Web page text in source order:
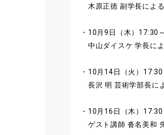
木原正徳 副学長によ
・10月9日（木）17:30～
中山ダイスケ 学長に
・10月14日（火）17:30
長沢 明 芸術学部長に
・10月16日（木）17:30
ゲスト講師 沓名美和